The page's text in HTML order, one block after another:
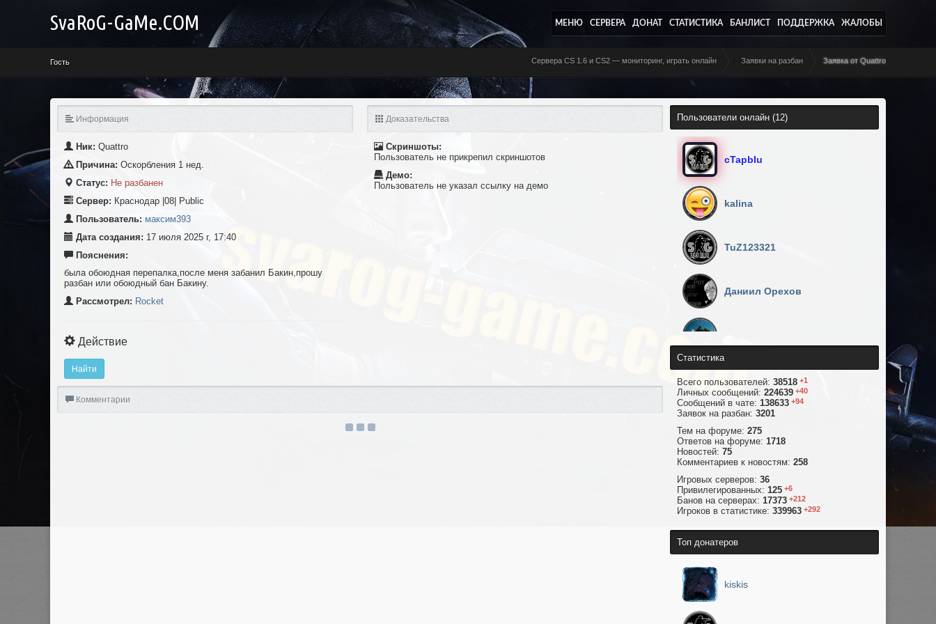
SvaRoG-GaMe.COM МЕНЮ СЕРВЕРА ДОНАТ СТАТИСТИКА БАНЛИСТ ПОДДЕРЖКА ЖАЛОБЫ
Заявка от {value}
Гость Сервера CS 1.6 и CS2 — мониторинг, играть онлайн Заявки на разбан Заявка от Quаttro
Информация
Ник: Quаttro
Причина: Оскорбления 1 нед.
Статус: Не разбанен
Сервер: Краснодар |08| Public
Пользователь: максим393
Дата создания: 17 июля 2025 г, 17:40
Пояснения:
была обоюдная перепалка,после меня забанил Бакин,прошу
разбан или обоюдный бан Бакину.
Рассмотрел: Rоcket
Действие
Найти
Доказательства
Скриншоты:
Пользователь не прикрепил скриншотов
Демо:
Пользователь не указал ссылку на демо
Комментарии
Пользователи онлайн (12)
cTapbIu
kalina
TuZ123321
Даниил Орехов
Ace#4
Rаk.
nobody#
Bandiт
Статистика
Всего пользователей: 38518 +1
Личных сообщений: 224639 +40
Сообщений в чате: 138633 +94
Заявок на разбан: 3201
Тем на форуме: 275
Ответов на форуме: 1718
Новостей: 75
Комментариев к новостям: 258
Игровых серверов: 36
Привилегированных: 125 +6
Банов на серверах: 17373 +212
Игроков в статистике: 339963 +292
Топ донатеров
kiskis